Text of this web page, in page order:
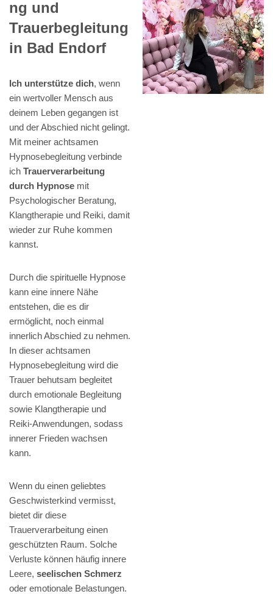
ng und
Trauerbegleitung
in Bad Endorf
Ich unterstütze dich, wenn
ein wertvoller Mensch aus
deinem Leben gegangen ist
und der Abschied nicht gelingt.
Mit meiner achtsamen
Hypnosebegleitung verbinde
ich Trauerverarbeitung
durch Hypnose mit
Psychologischer Beratung,
Klangtherapie und Reiki, damit
wieder zur Ruhe kommen
kannst.
Durch die spirituelle Hypnose
kann eine innere Nähe
entstehen, die es dir
ermöglicht, noch einmal
innerlich Abschied zu nehmen.
In dieser achtsamen
Hypnosebegleitung wird die
Trauer behutsam begleitet
durch emotionale Begleitung
sowie Klangtherapie und
Reiki-Anwendungen, sodass
innerer Frieden wachsen
kann.
Wenn du einen geliebtes
Geschwisterkind vermisst,
bietet dir diese
Trauerverarbeitung einen
geschützten Raum. Solche
Verluste können häufig innere
Leere, seelischen Schmerz
oder emotionale Belastungen.